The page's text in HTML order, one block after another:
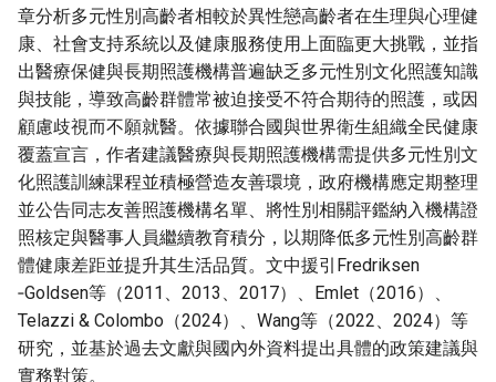
章分析多元性別高齡者相較於異性戀高齡者在生理與心理健
康、社會支持系統以及健康服務使用上面臨更大挑戰，並指
出醫療保健與長期照護機構普遍缺乏多元性別文化照護知識
與技能，導致高齡群體常被迫接受不符合期待的照護，或因
顧慮歧視而不願就醫。依據聯合國與世界衛生組織全民健康
覆蓋宣言，作者建議醫療與長期照護機構需提供多元性別文
化照護訓練課程並積極營造友善環境，政府機構應定期整理
並公告同志友善照護機構名單、將性別相關評鑑納入機構證
照核定與醫事人員繼續教育積分，以期降低多元性別高齡群
體健康差距並提升其生活品質。文中援引Fredriksen
‐Goldsen等（2011、2013、2017）、Emlet（2016）、
Telazzi & Colombo（2024）、Wang等（2022、2024）等
研究，並基於過去文獻與國內外資料提出具體的政策建議與
實務對策。